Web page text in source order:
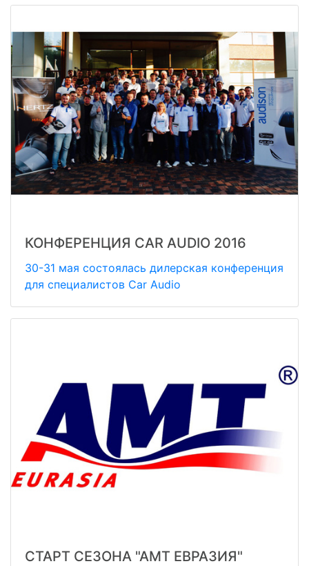
КОНФЕРЕНЦИЯ CAR AUDIO 2016
30-31 мая состоялась дилерская конференция
для специалистов Car Audio
СТАРТ СЕЗОНА "АМТ ЕВРАЗИЯ"